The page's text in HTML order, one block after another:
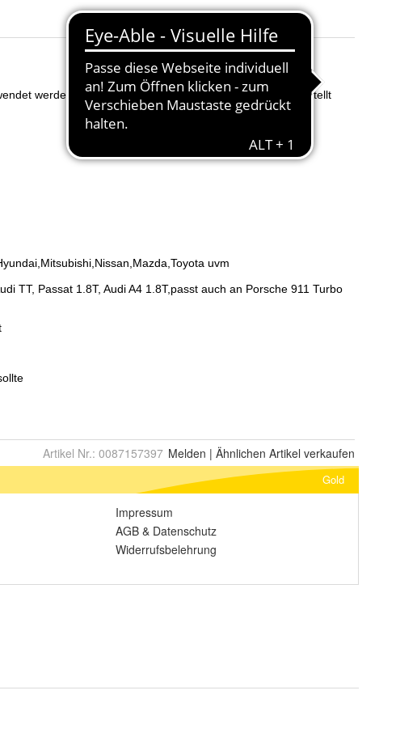
Artikel Nr.: 0087157397 Melden | Ähnlichen Artikel verkaufen
Gold
Impressum
AGB & Datenschutz
Widerrufsbelehrung